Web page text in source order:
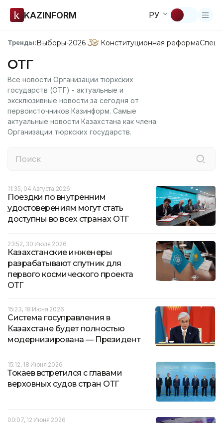
KAZINFORM РУ
Тренды:Выборы-2026 Конституционная реформа
ОТГ
Все новости Организации тюркских
государств (ОТГ) - актуальные и
эксклюзивные новости за сегодня от
первоисточников Казинформ. Самые
актуальные новости Казахстана как члена
Организации тюркских государств.
11:35, 04 Августа 2026
Поездки по внутренним
удостоверениям могут стать
доступны во всех странах ОТГ
23:52, 30 Июля 2026
Казахстанские инженеры
разрабатывают спутник для
первого космического проекта
ОТГ
15:23, 18 Июня 2026
Система госуправления в
Казахстане будет полностью
модернизирована — Президент
15:12, 18 Июня 2026
Токаев встретился с главами
верховных судов стран ОТГ
00:07, 12 Июня 2026